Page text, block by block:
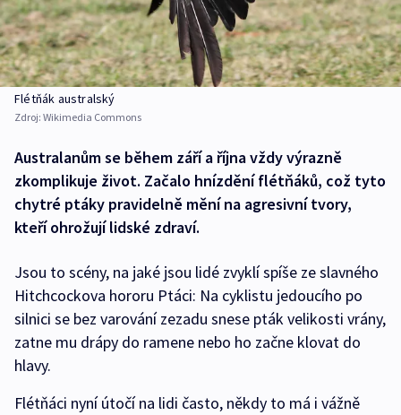
Flétňák australský
Zdroj: Wikimedia Commons
Australanům se během září a října vždy výrazně
zkomplikuje život. Začalo hnízdění flétňáků, což tyto
chytré ptáky pravidelně mění na agresivní tvory,
kteří ohrožují lidské zdraví.
Jsou to scény, na jaké jsou lidé zvyklí spíše ze slavného
Hitchcockova hororu Ptáci: Na cyklistu jedoucího po
silnici se bez varování zezadu snese pták velikosti vrány,
zatne mu drápy do ramene nebo ho začne klovat do
hlavy.
Flétňáci nyní útočí na lidi často, někdy to má i vážně